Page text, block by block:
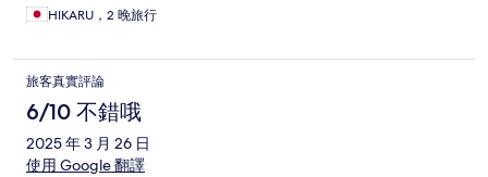
HIKARU，2 晚旅行
旅客真實評論
6/10 不錯哦
2025 年 3 月 26 日
使用 Google 翻譯